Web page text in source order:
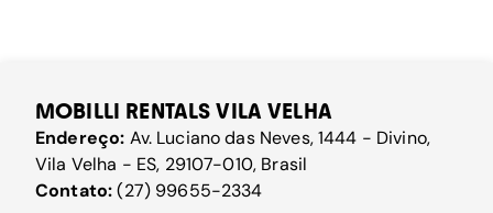
MOBILLI RENTALS VILA VELHA
Endereço: Av. Luciano das Neves, 1444 - Divino,
Vila Velha - ES, 29107-010, Brasil
Contato:(27) 99655-2334